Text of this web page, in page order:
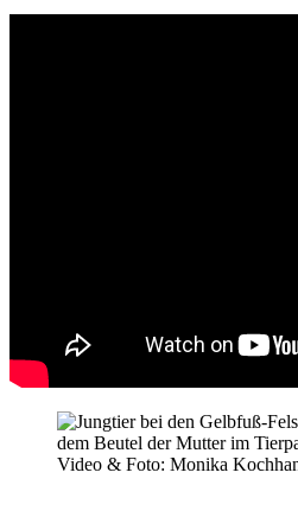
Video & Foto: Monika